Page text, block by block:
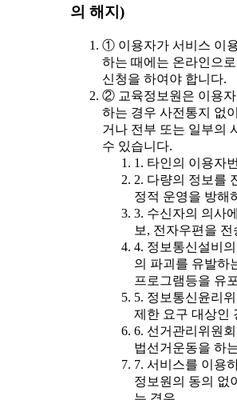
의 해지)
① 이용자가 서비스 이
하는 때에는 온라인으
신청을 하여야 합니다.
② 교육정보원은 이용
하는 경우 사전통지 없
거나 전부 또는 일부의
수 있습니다.
1. 타인의 이용자
2. 다량의 정보를
정적 운영을 방해
3. 수신자의 의사
보, 전자우편을
4. 정보통신설비
의 파괴를 유발하
프로그램등을 유
5. 정보통신윤리
제한 요구 대상인
6. 선거관리위원
법선거운동을 하
7. 서비스를 이용
정보원의 동의 없